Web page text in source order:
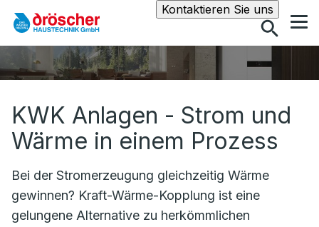
Kontaktieren Sie unsSuche
KWK Anlagen - Strom und
Wärme in einem Prozess
Bei der Stromerzeugung gleichzeitig Wärme
gewinnen? Kraft-Wärme-Kopplung ist eine
gelungene Alternative zu herkömmlichen